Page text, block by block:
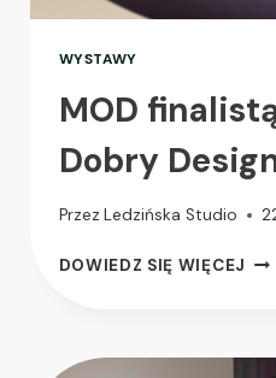
WYSTAWY
MOD
Dobry
Przez Ledzińska Studio
DOWIEDZ SIĘ WIĘCEJ